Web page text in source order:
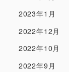
2023年1月
2022年12月
2022年10月
2022年9月